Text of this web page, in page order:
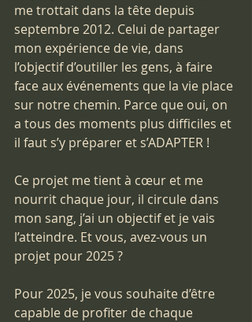
me trottait dans la tête depuis
septembre 2012. Celui de partager
mon expérience de vie, dans
l’objectif d’outiller les gens, à faire
face aux événements que la vie place
sur notre chemin. Parce que oui, on
a tous des moments plus difficiles et
il faut s’y préparer et s’ADAPTER !
Ce projet me tient à cœur et me
nourrit chaque jour, il circule dans
mon sang, j’ai un objectif et je vais
l’atteindre. Et vous, avez-vous un
projet pour 2025 ?
Pour 2025, je vous souhaite d’être
capable de profiter de chaque